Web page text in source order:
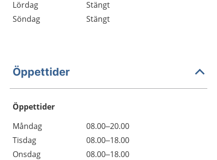
Lördag
Stängt
Söndag
Stängt
Öppettider
Öppettider
Dag
Öppettider
Kommentarer
Måndag
08.00–20.00
Tisdag
08.00–18.00
Onsdag
08.00–18.00